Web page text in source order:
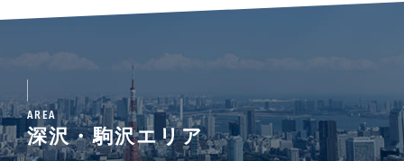
AREA
深沢・駒沢エリア